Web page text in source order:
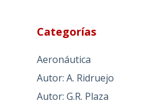
Categorías
Aeronáutica
Autor: A. Ridruejo
Autor: G.R. Plaza